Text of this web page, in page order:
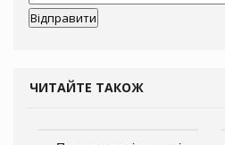
ЧИТАЙТЕ ТАКОЖ